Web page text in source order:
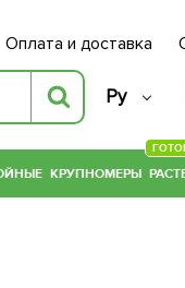
Оплата и доставка
Ру
КРУПНОМЕРЫ